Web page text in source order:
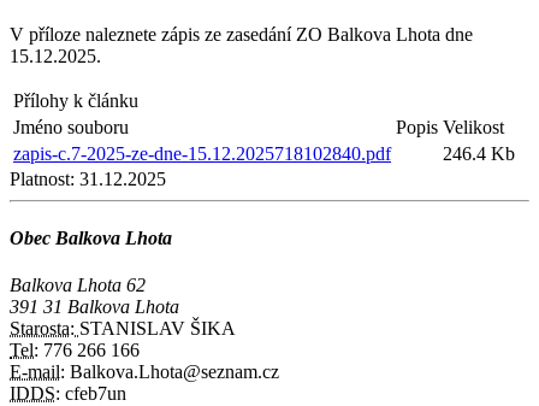
V příloze naleznete zápis ze zasedání ZO Balkova Lhota dne
15.12.2025.
Přílohy k článku
Jméno souboru
Popis Velikost
zapis-c.7-2025-ze-dne-15.12.2025718102840.pdf
246.4 Kb
Platnost: 31.12.2025
Obec Balkova Lhota
Balkova Lhota 62
391 31 Balkova Lhota
Starosta: STANISLAV ŠIKA
Tel: 776 266 166
E-mail: Balkova.Lhota@seznam.cz
IDDS: cfeb7un